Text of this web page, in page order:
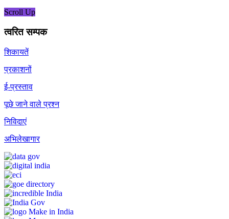
Scroll Up
त्वरित सम्पक
शिकायतें
प्रकाशनों
ई-प्रस्ताव
पूछे जाने वाले प्रश्न
निविदाएं
अभिलेखागार